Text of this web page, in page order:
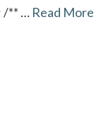
/** … Read More